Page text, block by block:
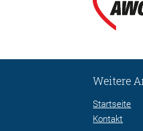
Weitere
Startseite
Kontakt